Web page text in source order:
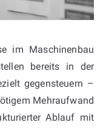
im Maschinenbau
bereits in der
gegensteuern –
Mehraufwand
Ablauf mit